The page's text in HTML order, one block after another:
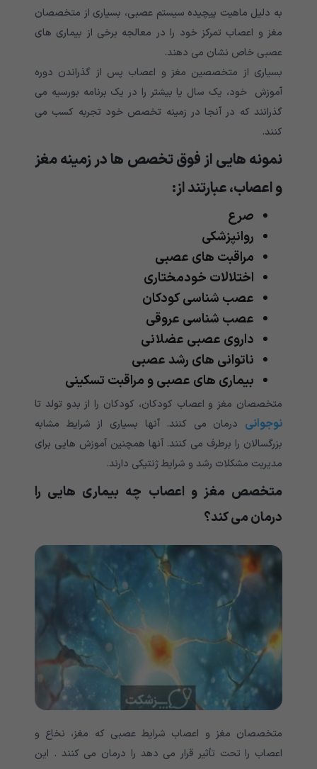
به دلیل ماهیت پیچیده سیستم عصبی، بسیاری از متخصصان
مغز و اعصاب تمرکز خود را در معالجه برخی از بیماری های
عصبی خاص نشان می دهند.
بسیاری از متخصصین مغز و اعصاب پس از گذراندن دوره
آموزش خود، یک سال یا بیشتر را در یک برنامه بورسیه می
گذرانند که در آنجا در زمینه تخصص خود تجربه کسب می
کنند.
نمونه هایی از فوق تخصص ها در زمینه مغز
و اعصاب، عبارتند از:
صرع
روانپزشکی
مراقبت های عصبی
اختلالات خودمختاری
عصب شناسی کودکان
عصب شناسی عروقی
داروی عصبی عضلانی
ناتوانی های رشد عصبی
بیماری های عصبی و مراقبت تسکینی
متخصصان مغز و اعصاب کودکان، کودکان را از بدو تولد تا
نوجوانی درمان می کنند. آنها بسیاری از شرایط مشابه
بزرگسالان را برطرف می کنند. آنها همچنین آموزش هایی برای
مدیریت مشکلات رشد و شرایط ژنتیکی دارند.
متخصص مغز و اعصاب چه بیماری هایی را
درمان می کند؟
متخصصان مغز و اعصاب شرایط عصبی که مغز، نخاع و
اعصاب را تحت تأثیر قرار می دهد را درمان می کنند . این